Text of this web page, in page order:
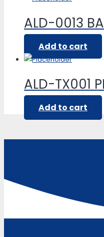
ALD-0013
Add to cart
ALD-TX001
Add to cart